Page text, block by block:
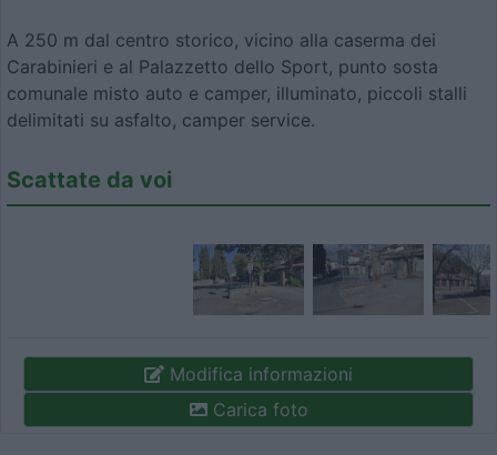
A 250 m dal centro storico, vicino alla caserma dei
Carabinieri e al Palazzetto dello Sport, punto sosta
comunale misto auto e camper, illuminato, piccoli stalli
delimitati su asfalto, camper service.
Scattate da voi
Modifica informazioni
Carica foto